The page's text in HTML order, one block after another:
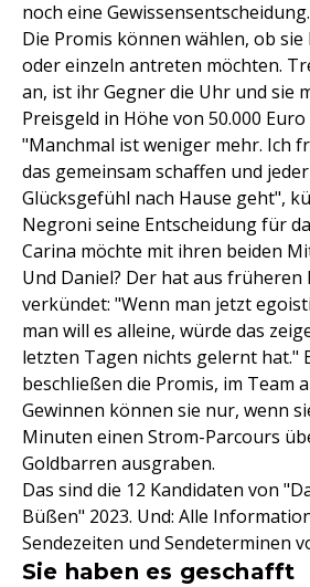
noch eine Gewissensentscheidung.
Die Promis können wählen, ob sie
oder einzeln antreten möchten.
an, ist ihr Gegner die Uhr und sie
Preisgeld in Höhe von 50.000
"Manchmal ist weniger mehr. Ich
das gemeinsam schaffen und
Glücksgefühl nach Hause geht",
Negroni seine Entscheidung für
Carina möchte mit ihren beiden
Und Daniel? Der hat aus
verkündet: "Wenn man jetzt
man will es alleine, würde das
letzten Tagen nichts gelernt hat."
beschließen die Promis, im Team
Gewinnen können sie nur, wenn
Minuten einen Strom-Parcours
Goldbarren ausgraben.
Das sind die 12 Kandidaten von
Büßen" 2023. Und: Alle
Sendezeiten und Sendeterminen
Sie haben es geschafft